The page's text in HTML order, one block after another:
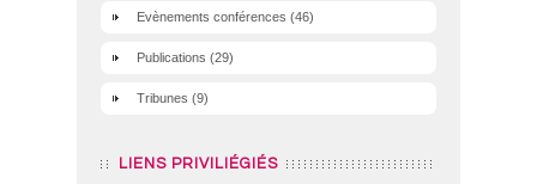
Evènements conférences (46)
Publications (29)
Tribunes (9)
LIENS PRIVILIÉGIÉS